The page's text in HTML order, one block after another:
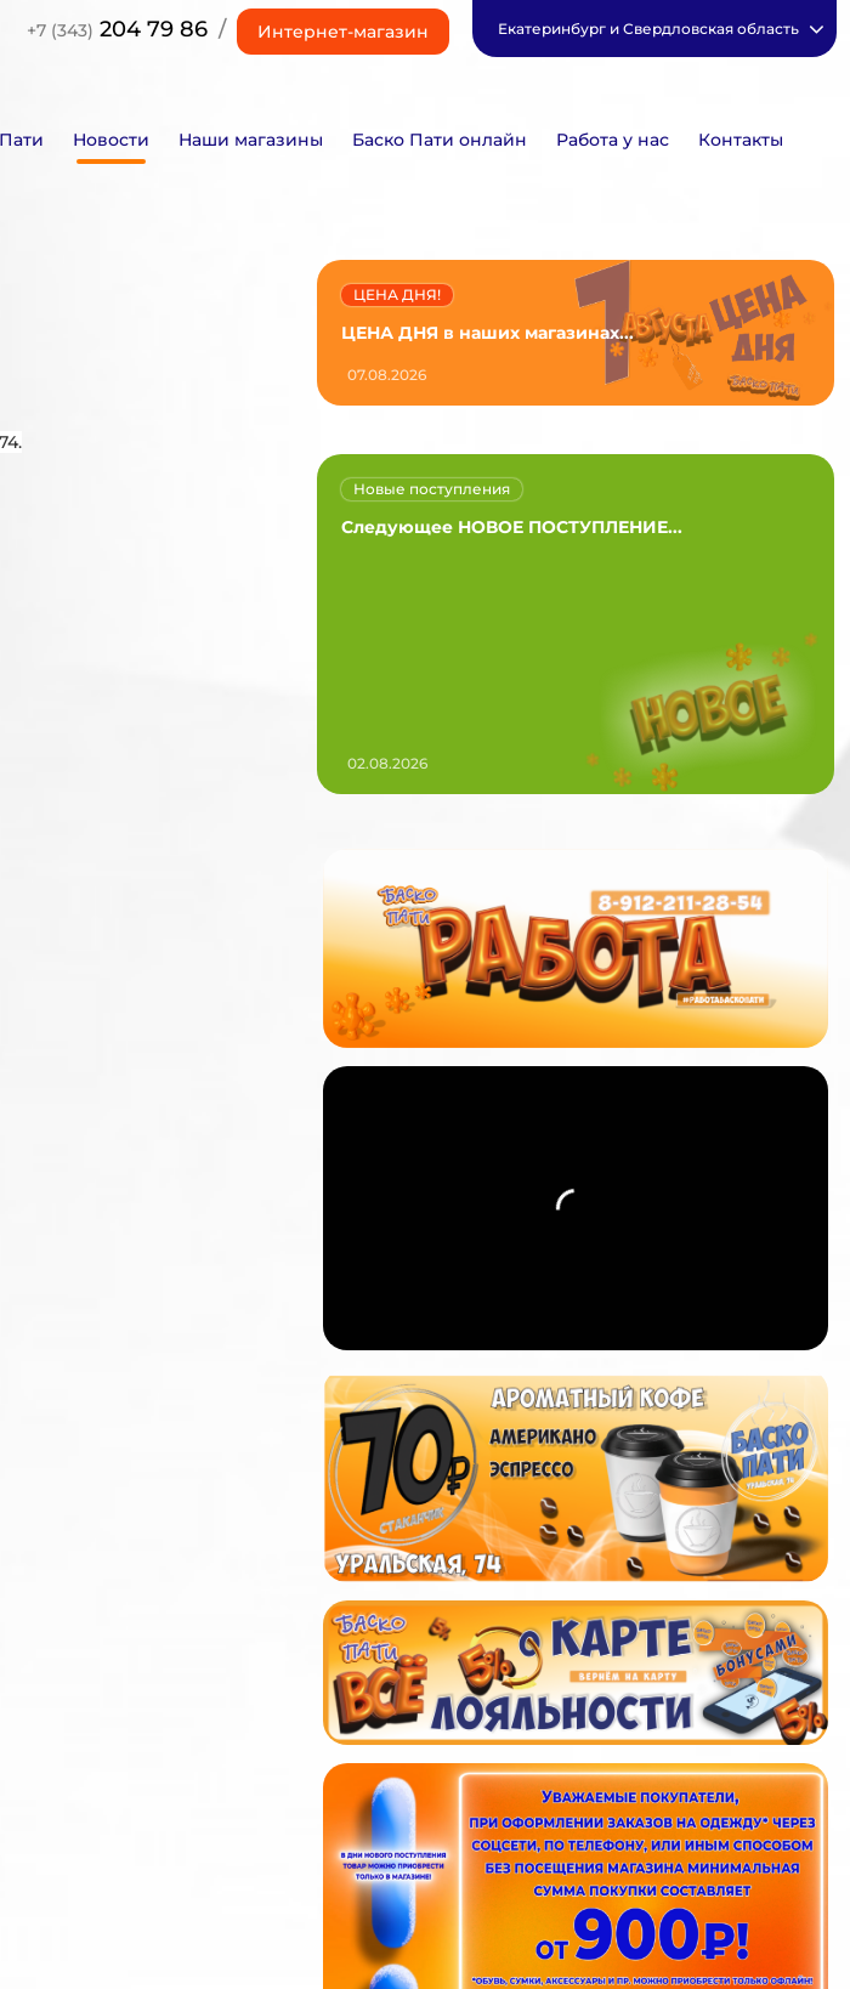
+7 (343) 204 79 86 / Интернет-магазин Екатеринбург и Свердловская область
Новости Наши магазины Баско Пати онлайн Работа у нас Контакты
ЦЕНА ДНЯ в наших магазинах...
ЦЕНА ДНЯ!
07.08.2026
Следующее НОВОЕ ПОСТУПЛЕНИЕ...
Новые поступления
02.08.2026